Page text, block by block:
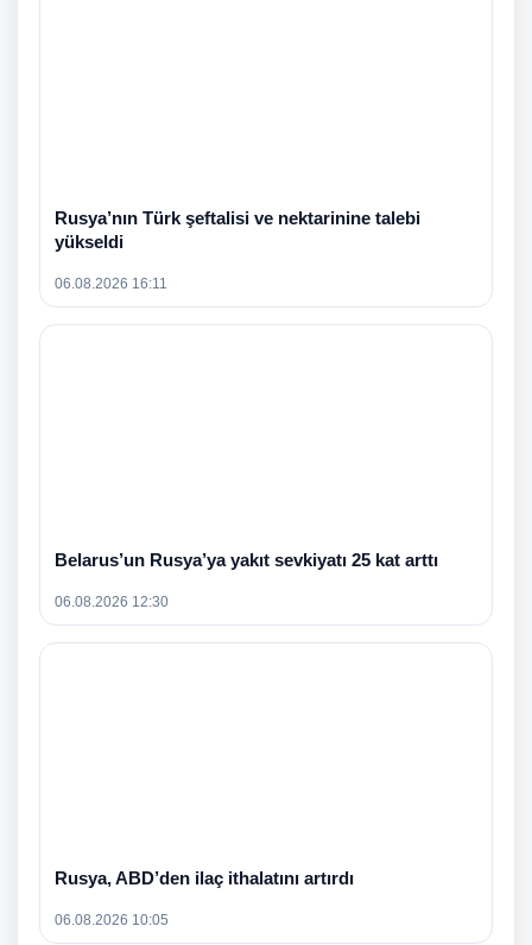
Rusya’nın Türk şeftalisi ve nektarinine talebi
yükseldi
06.08.2026 16:11
Belarus’un Rusya’ya yakıt sevkiyatı 25 kat arttı
06.08.2026 12:30
Rusya, ABD’den ilaç ithalatını artırdı
06.08.2026 10:05